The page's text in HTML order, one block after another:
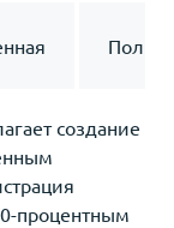
Полная
создание
процентным